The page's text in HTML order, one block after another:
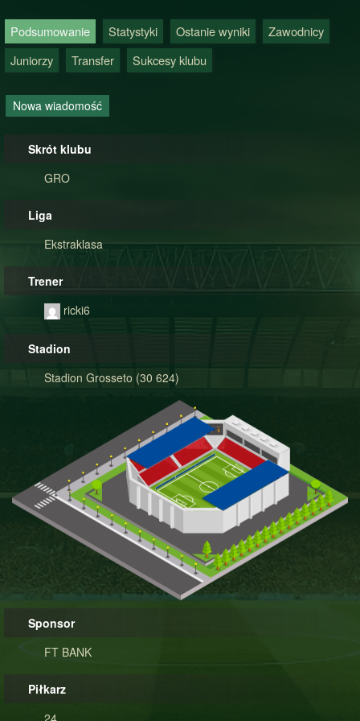
Podsumowanie Statystyki Ostanie wyniki
Zawodnicy
Juniorzy
Transfer Sukcesy klubu
Nowa wiadomość
Skrót klubu
GRO
Liga
Ekstraklasa
Trener
ricki6
Stadion
Stadion Grosseto (30 624)
Sponsor
FT BANK
Piłkarz
24